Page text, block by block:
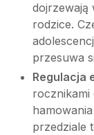
dojrzewają
rodzice.
przesuwa
Regulacja
rocznikami
przedziale